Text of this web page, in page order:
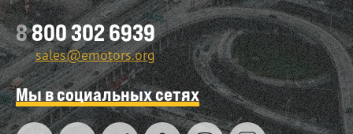
8800 302 6939
sales@emotors.org
Мы в социальных сетях